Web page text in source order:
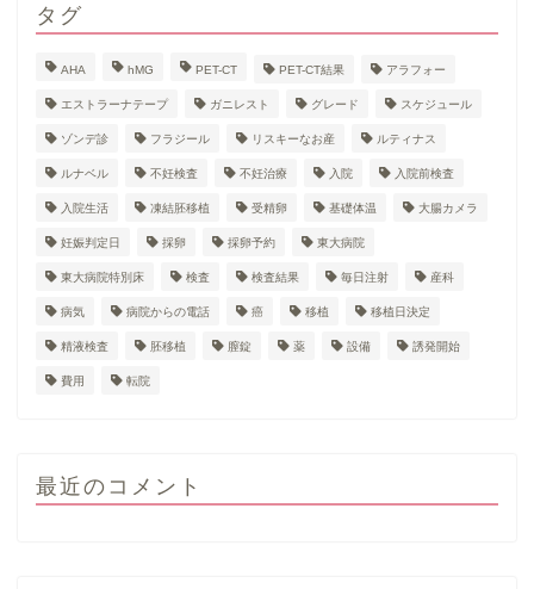
タグ
AHA hMG PET-CT PET-CT結果 アラフォー
エストラーナテープ ガニレスト グレード スケジュール
ゾンデ診 フラジール リスキーなお産 ルティナス
ルナベル 不妊検査 不妊治療 入院 入院前検査
入院生活 凍結胚移植 受精卵 基礎体温 大腸カメラ
妊娠判定日 採卵 採卵予約 東大病院
東大病院特別床 検査 検査結果 毎日注射 産科
病気 病院からの電話 癌 移植 移植日決定
精液検査 胚移植 膣錠 薬 設備 誘発開始
費用 転院
最近のコメント